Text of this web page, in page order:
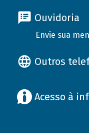
Ouvidoria
Envie sua
Outros
Acesso à